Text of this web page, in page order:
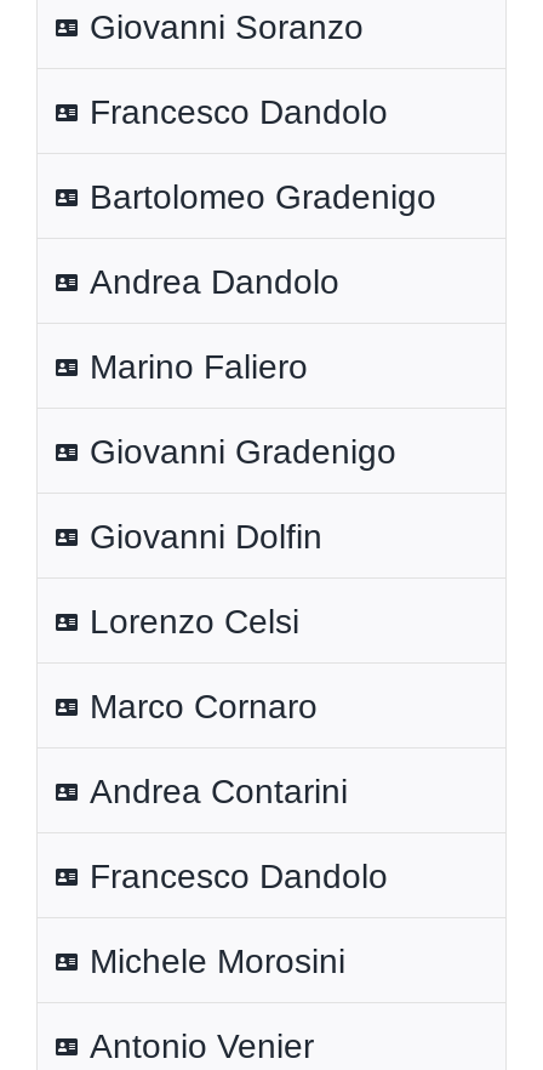
Giovanni Soranzo
Francesco Dandolo
Bartolomeo Gradenigo
Andrea Dandolo
Marino Faliero
Giovanni Gradenigo
Giovanni Dolfin
Lorenzo Celsi
Marco Cornaro
Andrea Contarini
Francesco Dandolo
Michele Morosini
Antonio Venier